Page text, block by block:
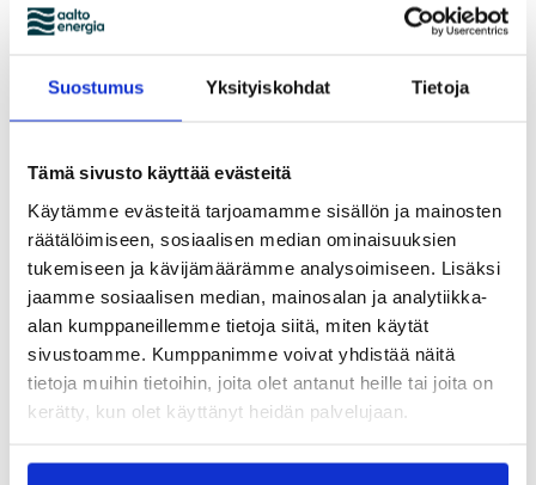
Suostumus Yksityiskohdat Tietoja
Tämä sivusto käyttää evästeitä
Käytämme evästeitä tarjoamamme sisällön ja mainosten
räätälöimiseen, sosiaalisen median ominaisuuksien
tukemiseen ja kävijämäärämme analysoimiseen. Lisäksi
jaamme sosiaalisen median, mainosalan ja analytiikka-
alan kumppaneillemme tietoja siitä, miten käytät
sivustoamme. Kumppanimme voivat yhdistää näitä
tietoja muihin tietoihin, joita olet antanut heille tai joita on
kerätty, kun olet käyttänyt heidän palvelujaan.
Millainen sähkösopimus
kannattaa tehdä?
Miten teen
sähkösopimuksen?
Miten vaihdan